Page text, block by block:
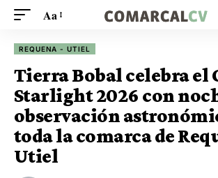
Aa
REQUENA - UTIEL
Tierra Bobal celebra el
Starlight 2026 con
observación
toda la comarca de
Utiel